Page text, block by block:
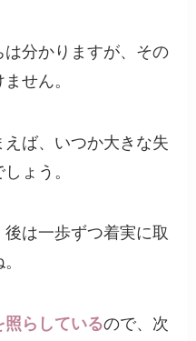
分かりますが、その
せん。
ば、いつか大きな失
ょう。
は一歩ずつ着実に取
照らしているので、次